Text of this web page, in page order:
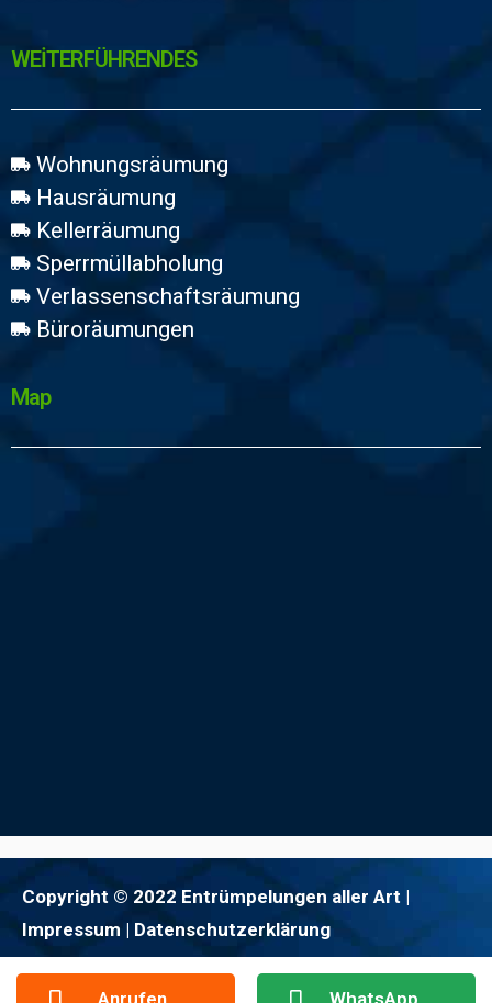
WEİTERFÜHRENDES
Wohnungsräumung
Hausräumung
Kellerräumung
Sperrmüllabholung
Verlassenschaftsräumung
Büroräumungen
Map
Copyright © 2022 Entrümpelungen aller Art |
Impressum | Datenschutzerklärung
Anrufen WhatsApp